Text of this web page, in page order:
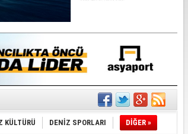
düzenleme istiyor
KÜLTÜRÜ DENİZ SPORLARI DİĞER »